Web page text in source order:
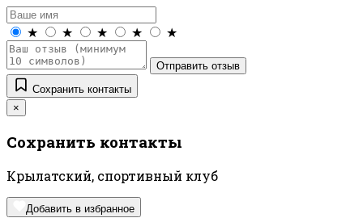
★ ★ ★ ★ ★
Отправить отзыв
Сохранить контакты
×
Сохранить контакты
Крылатский, спортивный клуб
Добавить в избранное